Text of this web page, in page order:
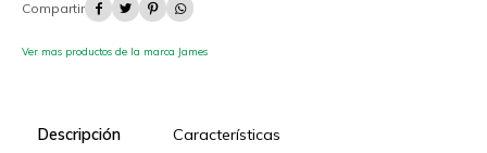
   
Ver mas productos de la marca James
Descripción Características